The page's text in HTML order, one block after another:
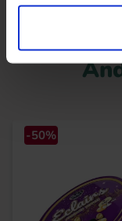
-50%